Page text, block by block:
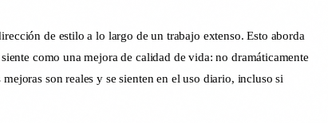
de estilo a lo largo de un trabajo extenso. Esto aborda
como una mejora de calidad de vida: no dramáticamente
son reales y se sienten en el uso diario, incluso si